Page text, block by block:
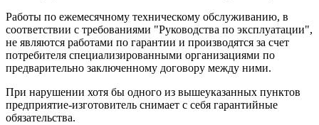
Работы по ежемесячному техническому обслуживанию, в
соответствии с требованиями "Руководства по эксплуатации",
не являются работами по гарантии и производятся за счет
потребителя специализированными организациями по
предварительно заключенному договору между ними.
При нарушении хотя бы одного из вышеуказанных пунктов
предприятие-изготовитель снимает с себя гарантийные
обязательства.